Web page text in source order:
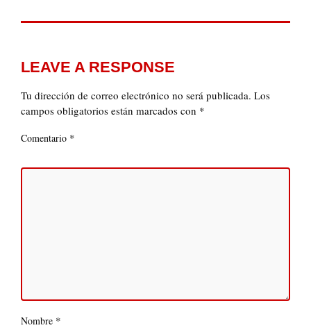
LEAVE A RESPONSE
Tu dirección de correo electrónico no será publicada. Los
campos obligatorios están marcados con *
Comentario *
Nombre *